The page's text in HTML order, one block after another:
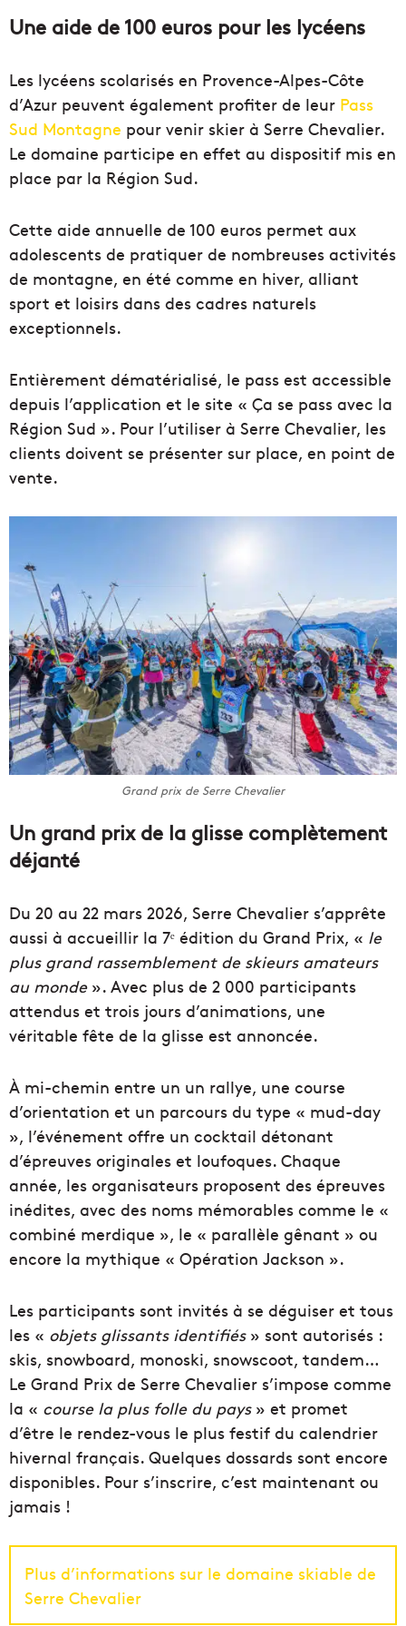
Une aide de 100 euros pour les lycéens
Les lycéens scolarisés en Provence-Alpes-Côte
d’Azur peuvent également profiter de leur Pass
Sud Montagne pour venir skier à Serre Chevalier.
Le domaine participe en effet au dispositif mis en
place par la Région Sud.
Cette aide annuelle de 100 euros permet aux
adolescents de pratiquer de nombreuses activités
de montagne, en été comme en hiver, alliant
sport et loisirs dans des cadres naturels
exceptionnels.
Entièrement dématérialisé, le pass est accessible
depuis l’application et le site « Ça se pass avec la
Région Sud ». Pour l’utiliser à Serre Chevalier, les
clients doivent se présenter sur place, en point de
vente.
Grand prix de Serre Chevalier
Un grand prix de la glisse complètement
déjanté
Du 20 au 22 mars 2026, Serre Chevalier s’apprête
aussi à accueillir la 7ᵉ édition du Grand Prix, « le
plus grand rassemblement de skieurs amateurs
au monde ». Avec plus de 2 000 participants
attendus et trois jours d’animations, une
véritable fête de la glisse est annoncée.
À mi-chemin entre un un rallye, une course
d’orientation et un parcours du type « mud-day
», l’événement offre un cocktail détonant
d’épreuves originales et loufoques. Chaque
année, les organisateurs proposent des épreuves
inédites, avec des noms mémorables comme le «
combiné merdique », le « parallèle gênant » ou
encore la mythique « Opération Jackson ».
Les participants sont invités à se déguiser et tous
les « objets glissants identifiés» sont autorisés :
skis, snowboard, monoski, snowscoot, tandem…
Le Grand Prix de Serre Chevalier s’impose comme
la « course la plus folle du pays» et promet
d’être le rendez-vous le plus festif du calendrier
hivernal français. Quelques dossards sont encore
disponibles. Pour s’inscrire, c’est maintenant ou
jamais !
Plus d’informations sur le domaine skiable de
Serre Chevalier